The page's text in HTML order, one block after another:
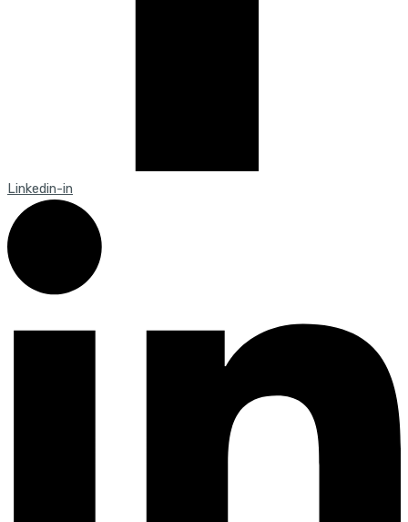
Linkedin-in